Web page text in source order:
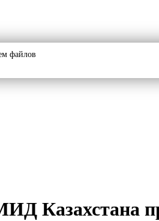
Казахстана
файлов